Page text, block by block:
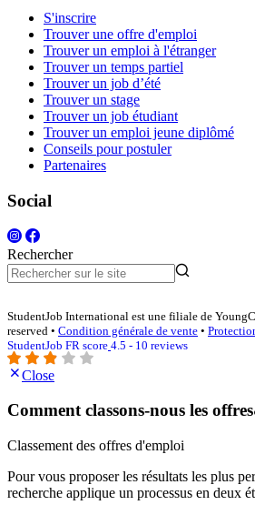
S'inscrire
Trouver une offre d'emploi
Trouver un emploi à l'étranger
Trouver un temps partiel
Trouver un job d’été
Trouver un stage
Trouver un job étudiant
Trouver un emploi jeune diplômé
Conseils pour postuler
Partenaires
Social
Rechercher
StudentJob International est une filiale de
reserved • Condition générale de vente •
StudentJob FR score 4.5 - 10 reviews
Close
Comment classons-nous les
Classement des offres d'emploi
Pour vous proposer les résultats les plus
recherche applique un processus en deux